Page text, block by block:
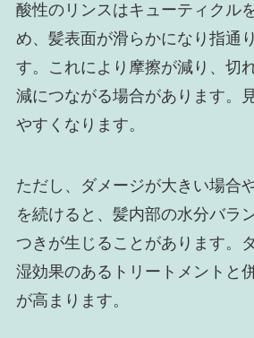
酸性のリンスはキューティクル
め、髪表面が滑らかになり指通
す。これにより摩擦が減り、切
減につながる場合があります。
やすくなります。
ただし、ダメージが大きい場合
を続けると、髪内部の水分バラ
つきが生じることがあります。
湿効果のあるトリートメントと
が高まります。